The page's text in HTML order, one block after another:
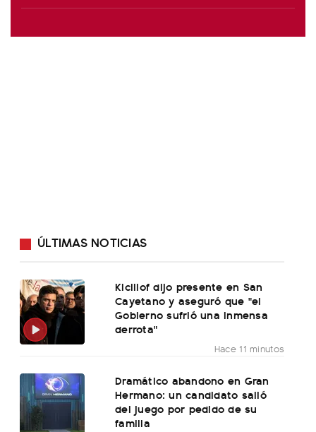
ÚLTIMAS NOTICIAS
Kicillof dijo presente en San
Cayetano y aseguró que "el
Gobierno sufrió una inmensa
derrota"
Hace 11 minutos
Dramático abandono en Gran
Hermano: un candidato salió
del juego por pedido de su
familia